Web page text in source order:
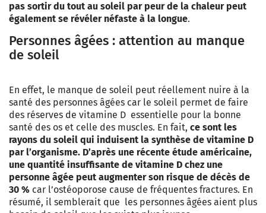
pas sortir du tout au soleil par peur de la chaleur peut
également se révéler néfaste à la longue.
Personnes âgées : attention au manque
de soleil
En effet, le manque de soleil peut réellement nuire à la
santé des personnes âgées car le soleil permet de faire
des réserves de vitamine D essentielle pour la bonne
santé des os et celle des muscles. En fait, ce sont les
rayons du soleil qui induisent la synthèse de vitamine D
par l’organisme. D’après une récente étude américaine,
une quantité insuffisante de vitamine D chez une
personne âgée peut augmenter son risque de décès de
30 % car l’ostéoporose cause de fréquentes fractures. En
résumé, il semblerait que les personnes âgées aient plus